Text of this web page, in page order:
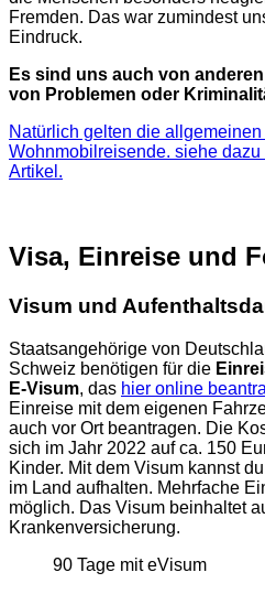
Fremden. Das war zumindest
Eindruck.
Es sind uns auch von
von Problemen oder
Natürlich gelten die
Wohnmobilreisende. siehe
Artikel.
Visa, Einreise und
Visum und
Staatsangehörige von
Schweiz benötigen für die
E-Visum, das hier online
Einreise mit dem eigenen
auch vor Ort beantragen. Die
sich im Jahr 2022 auf ca. 150
Kinder. Mit dem Visum kannst
im Land aufhalten. Mehrfache
möglich. Das Visum beinhaltet
Krankenversicherung.
90 Tage mit eVisum